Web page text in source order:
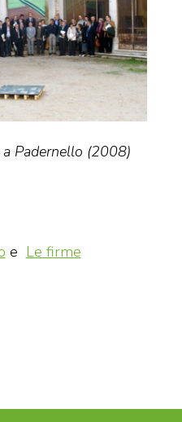
Padernello (2008)
e Le firme